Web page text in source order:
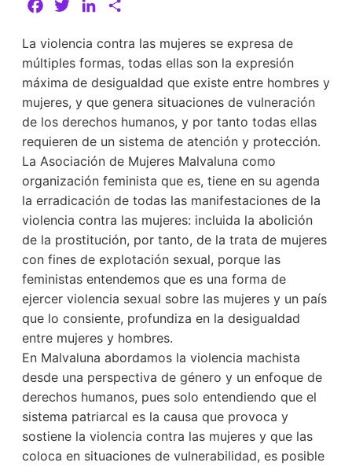
c
e
b
o
o
k
i
t
t
e
r
n
k
e
d
I
n
m
p
a
r
t
i
r
La violencia contra las mujeres se expresa de
múltiples formas, todas ellas son la expresión
máxima de desigualdad que existe entre hombres y
mujeres, y que genera situaciones de vulneración
de los derechos humanos, y por tanto todas ellas
requieren de un sistema de atención y protección.
La Asociación de Mujeres Malvaluna como
organización feminista que es, tiene en su agenda
la erradicación de todas las manifestaciones de la
violencia contra las mujeres: incluida la abolición
de la prostitución, por tanto, de la trata de mujeres
con fines de explotación sexual, porque las
feministas entendemos que es una forma de
ejercer violencia sexual sobre las mujeres y un país
que lo consiente, profundiza en la desigualdad
entre mujeres y hombres.
En Malvaluna abordamos la violencia machista
desde una perspectiva de género y un enfoque de
derechos humanos, pues solo entendiendo que el
sistema patriarcal es la causa que provoca y
sostiene la violencia contra las mujeres y que las
coloca en situaciones de vulnerabilidad, es posible